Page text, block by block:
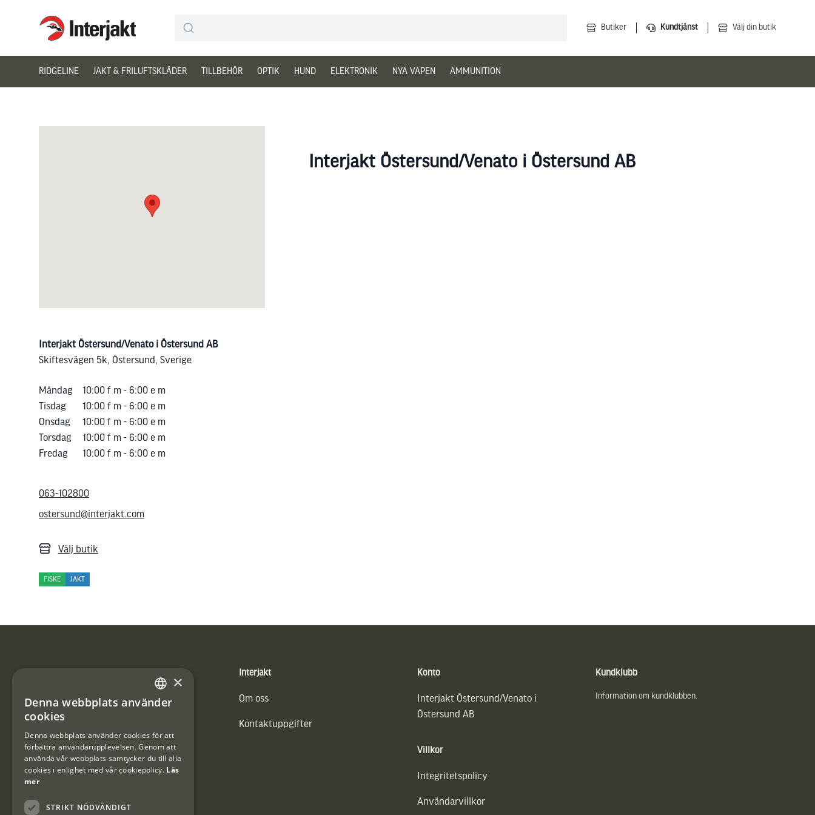
Interjakt SE Butiker Kundtjänst Välj din butik
RIDGELINE JAKT & FRILUFTSKLÄDER TILLBEHÖR OPTIK HUND ELEKTRONIK NYA VAPEN AMMUNITION
Interjakt Östersund/Venato i Östersund AB
Skiftesvägen 5k, Östersund, Sverige
Måndag
Tisdag
Onsdag
Torsdag
Fredag
10:00 f m - 6:00 e m
10:00 f m - 6:00 e m
10:00 f m - 6:00 e m
10:00 f m - 6:00 e m
10:00 f m - 6:00 e m
063-102800
ostersund@interjakt.com
Välj butik
FISKE JAKT
Interjakt Östersund/Venato i Östersund AB
Vännäs Friluftbyxa
Interjakt
Om oss
Kontaktuppgifter
Konto
Interjakt Östersund/Venato i
Östersund AB
Villkor
Integritetspolicy
Användarvillkor
Kundklubb
Information om kundklubben.
SWEDISH
×
Denna webbplats använder
cookies
Denna webbplats använder cookies för att
förbättra användarupplevelsen. Genom att
använda vår webbplats samtycker du till alla
cookies i enlighet med vår cookiepolicy. Läs
mer
STRIKT NÖDVÄNDIGT